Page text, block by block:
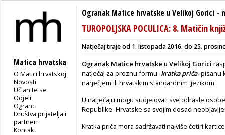
Matica hrvatska
O Matici hrvatskoj
Novosti
Učlanite se
Odjeli
Ogranci
Društva prijatelja i
partneri
Kontakt
Ogranak Matice hrvatske u Velikoj Gorici -
TUROPOLJSKA POCULICA: 8. Matičin
Natječaj traje od 1. listopada 2016. do 25.
Ogranak Matice hrvatske u Velikoj Gorici
natječaj za proznu formu -kratka priča-pisanu
narječjem ili hrvatskim standardnim jezikom.
U natječaju mogu sudjelovati sve odrasle
Republike Hrvatske sa svojim dosad
Kratka priča mora sadržavati najviše četiri